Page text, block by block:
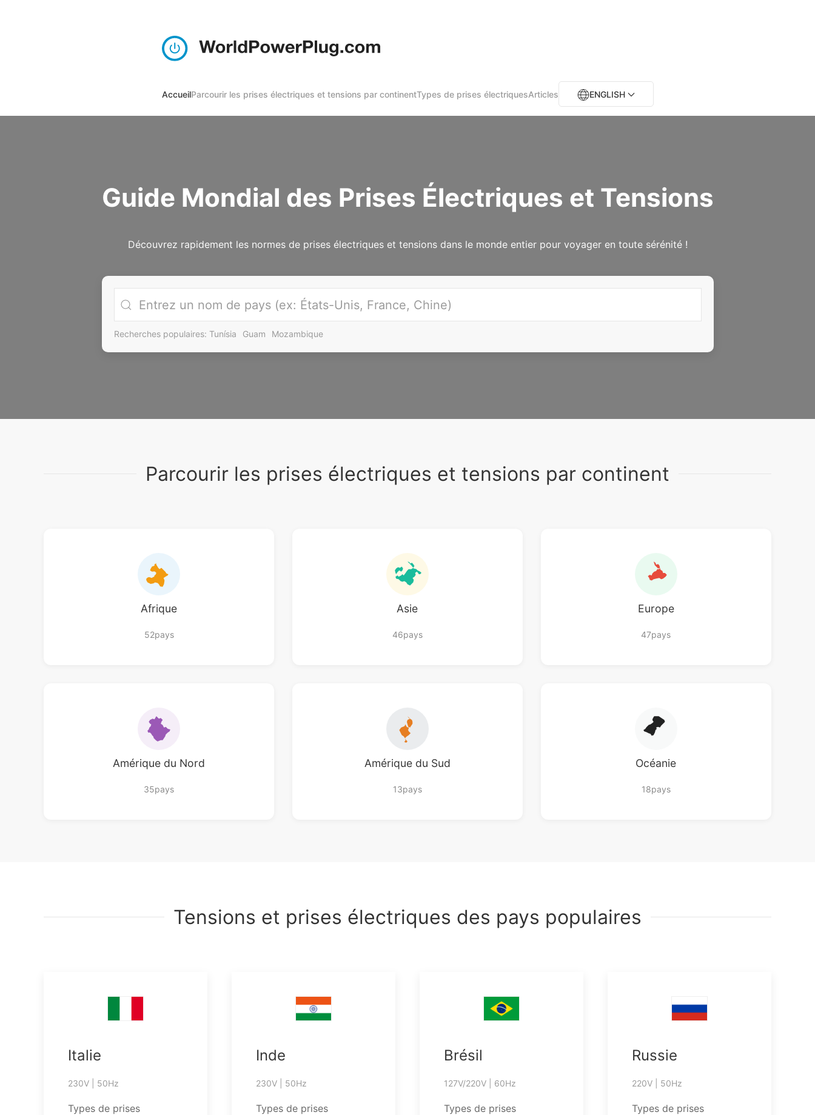
AccueilParcourir les prises électriques et tensions par continentTypes de prises électriquesArticles ENGLISH
Guide Mondial des Prises Électriques et Tensions
Découvrez rapidement les normes de prises électriques et tensions dans le monde entier pour voyager en toute sérénité !
Recherches populaires: Tunísia Guam Mozambique
Parcourir les prises électriques et tensions par continent
Afrique
52pays
Asie
46pays
Europe
47pays
Amérique du Nord
35pays
Amérique du Sud
13pays
Océanie
18pays
Tensions et prises électriques des pays populaires
Italie
230V | 50Hz
Types de prises
Inde
230V | 50Hz
Types de prises
Brésil
127V/220V | 60Hz
Types de prises
Russie
220V | 50Hz
Types de prises